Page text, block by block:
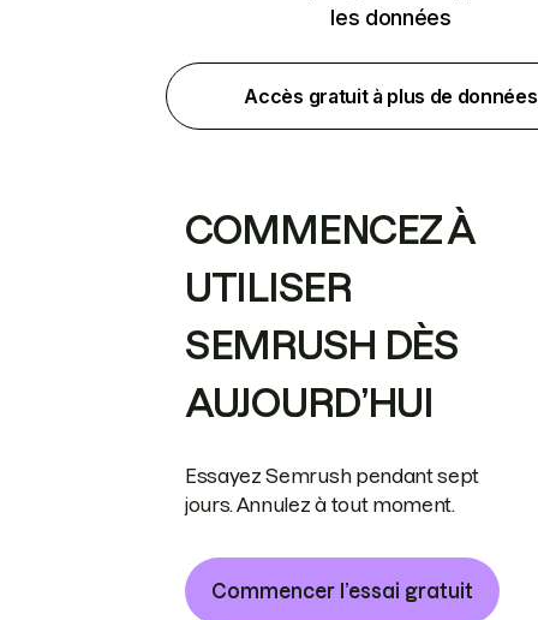
les données
Accès gratuit à plus de données
COMMENCEZ À
UTILISER
SEMRUSH DÈS
AUJOURD’HUI
Essayez Semrush pendant sept
jours. Annulez à tout moment.
Commencer l’essai gratuit